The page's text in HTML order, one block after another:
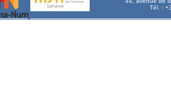
Tél. :